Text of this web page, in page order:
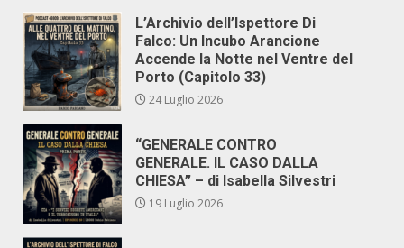
L’Archivio dell’Ispettore Di
Falco: Un Incubo Arancione
Accende la Notte nel Ventre del
Porto (Capitolo 33)
24 Luglio 2026
“GENERALE CONTRO
GENERALE. IL CASO DALLA
CHIESA” – di Isabella Silvestri
19 Luglio 2026